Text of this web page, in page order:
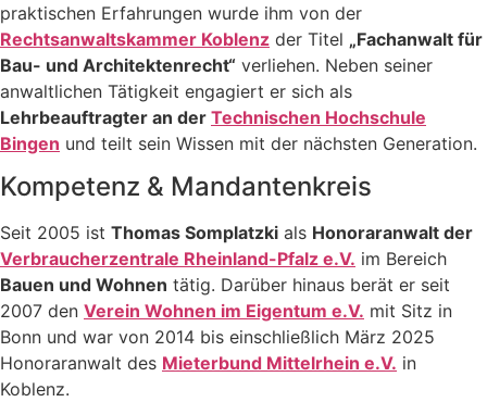
praktischen Erfahrungen wurde ihm von der
Rechtsanwaltskammer Koblenz der Titel „Fachanwalt für
Bau- und Architektenrecht“ verliehen. Neben seiner
anwaltlichen Tätigkeit engagiert er sich als
Lehrbeauftragter an der Technischen Hochschule
Bingen und teilt sein Wissen mit der nächsten Generation.
Kompetenz & Mandantenkreis
Seit 2005 ist Thomas Somplatzki als Honoraranwalt der
Verbraucherzentrale Rheinland-Pfalz e.V. im Bereich
Bauen und Wohnen tätig. Darüber hinaus berät er seit
2007 den Verein Wohnen im Eigentum e.V. mit Sitz in
Bonn und war von 2014 bis einschließlich März 2025
Honoraranwalt des Mieterbund Mittelrhein e.V. in
Koblenz.